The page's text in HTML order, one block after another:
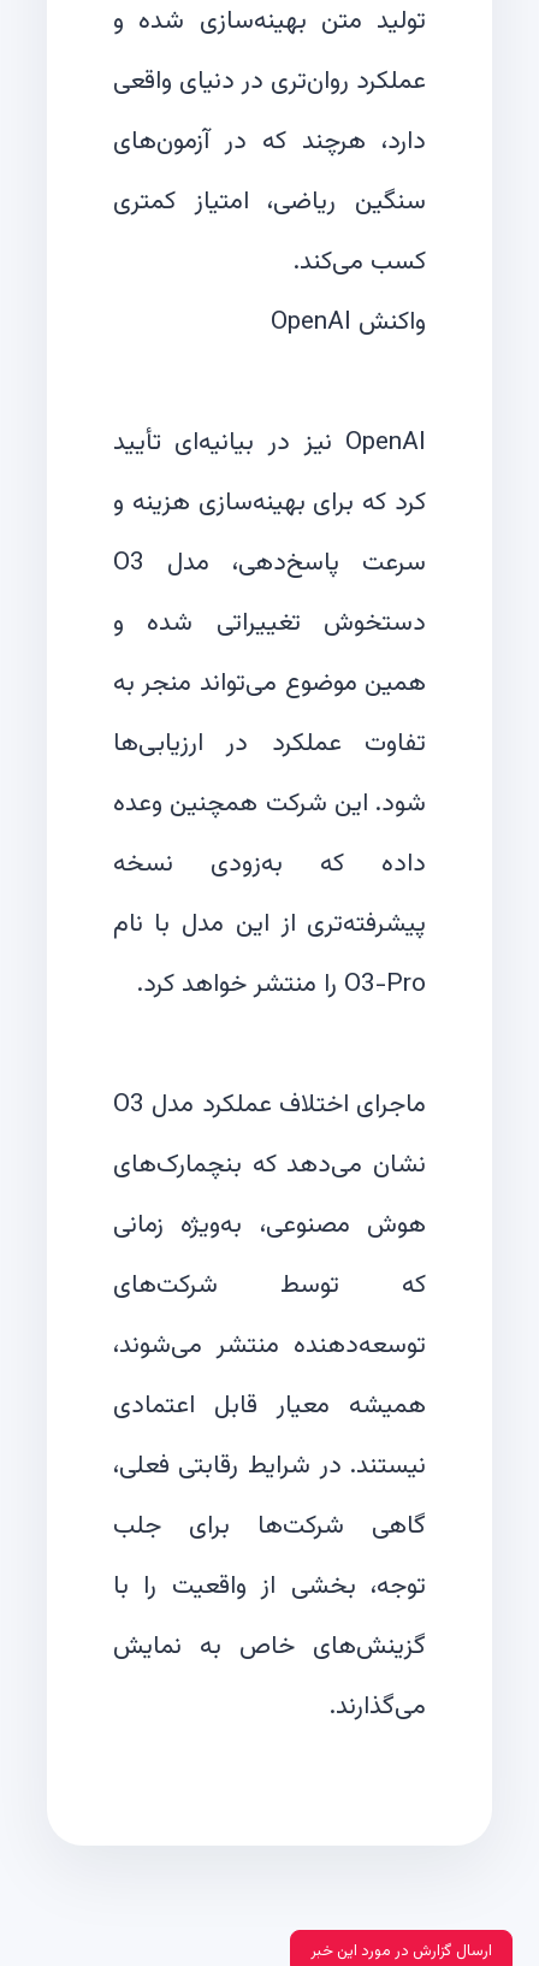
تولید متن بهینه‌سازی شده و
عملکرد روان‌تری در دنیای واقعی
دارد، هرچند که در آزمون‌های
سنگین ریاضی، امتیاز کمتری
OpenAI نیز در بیانیه‌ای تأیید
کرد که برای بهینه‌سازی هزینه و
سرعت پاسخ‌دهی، مدل O3
دستخوش تغییراتی شده و
همین موضوع می‌تواند منجر به
تفاوت عملکرد در ارزیابی‌ها
شود. این شرکت همچنین وعده
داده که به‌زودی نسخه
پیشرفته‌تری از این مدل با نام
ماجرای اختلاف عملکرد مدل O3
نشان می‌دهد که بنچمارک‌های
هوش مصنوعی، به‌ویژه زمانی
که توسط شرکت‌های
توسعه‌دهنده منتشر می‌شوند،
همیشه معیار قابل اعتمادی
نیستند. در شرایط رقابتی فعلی،
گاهی شرکت‌ها برای جلب
توجه، بخشی از واقعیت را با
گزینش‌های خاص به نمایش
می‌گذارند.
ارسال گزارش در مورد این خبر